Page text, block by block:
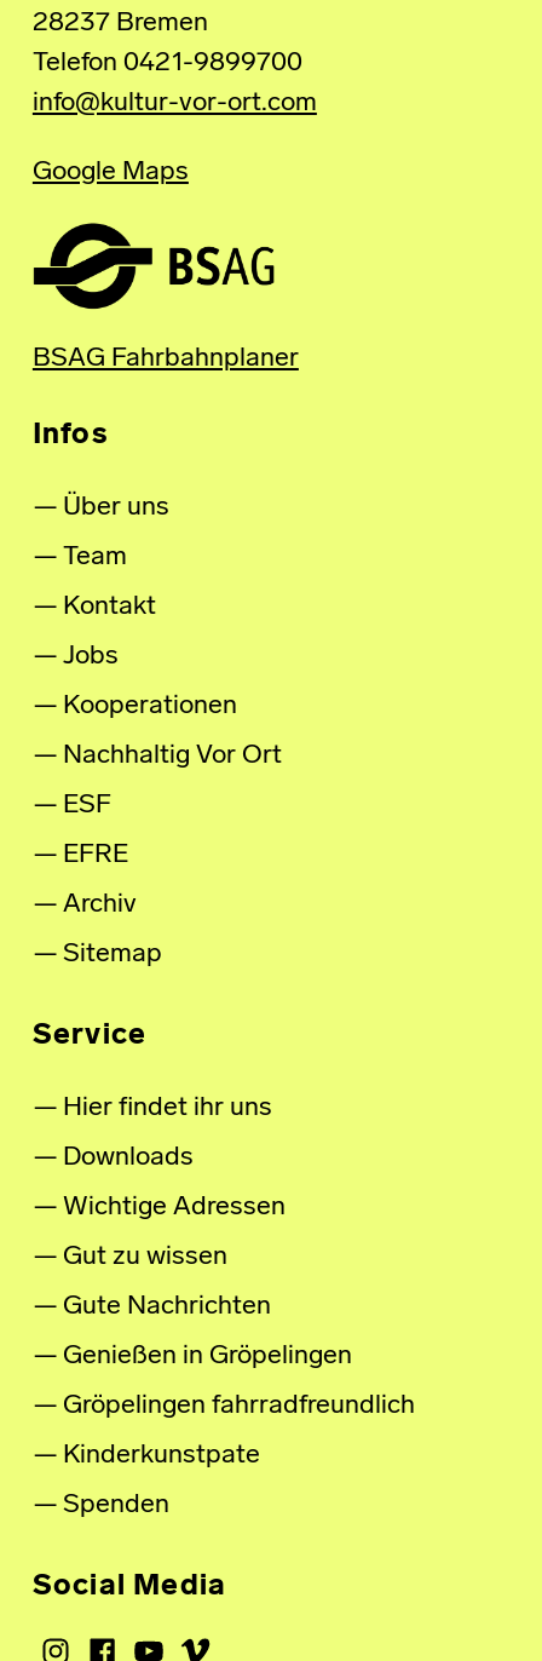
28237 Bremen
Telefon 0421-9899700
info@kultur-vor-ort.com
Google Maps
BSAG Fahrbahnplaner
Infos
Über uns
Team
Kontakt
Jobs
Kooperationen
Nachhaltig Vor Ort
ESF
EFRE
Archiv
Sitemap
Service
Hier findet ihr uns
Downloads
Wichtige Adressen
Gut zu wissen
Gute Nachrichten
Genießen in Gröpelingen
Gröpelingen fahrradfreundlich
Kinderkunstpate
Spenden
Social Media
Instagram
Facebook
Youtube
Vimeo